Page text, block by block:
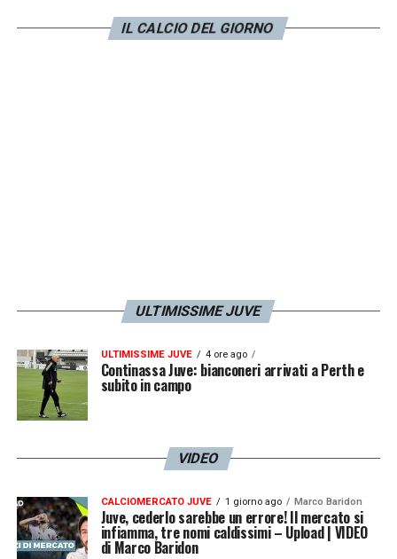
IL CALCIO DEL GIORNO
ULTIMISSIME JUVE
ULTIMISSIME JUVE 4 ore ago
Continassa Juve: bianconeri arrivati a Perth e
subito in campo
VIDEO
CALCIOMERCATO JUVE 1 giorno ago Marco Baridon
Juve, cederlo sarebbe un errore! Il mercato si
infiamma, tre nomi caldissimi – Upload | VIDEO
di Marco Baridon